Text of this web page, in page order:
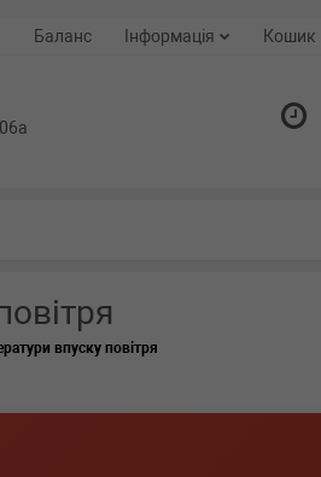
Баланс Інформація Кошик
впуску повітря